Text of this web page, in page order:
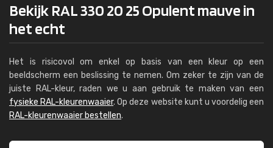
Bekijk RAL 330 20 25 Opulent mauve in
het echt
Het is risicovol om enkel op basis van een kleur op een
beeldscherm een beslissing te nemen. Om zeker te zijn van de
juiste RAL-kleur, raden we u aan gebruik te maken van een
fysieke RAL-kleurenwaaier. Op deze website kunt u voordelig een
RAL-kleurenwaaier bestellen.